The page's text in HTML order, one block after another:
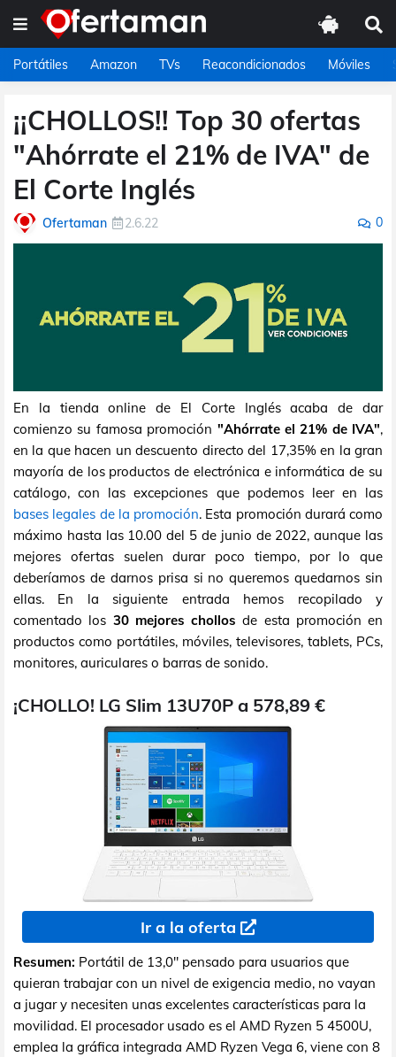
Portátiles Amazon TVs Reacondicionados Móviles
¡¡CHOLLOS!! Top 30 ofertas
"Ahórrate el 21% de IVA" de
El Corte Inglés
Ofertaman 2.6.22 0
En la tienda online de El Corte Inglés acaba de dar
comienzo su famosa promoción "Ahórrate el 21% de IVA",
en la que hacen un descuento directo del 17,35% en la gran
mayoría de los productos de electrónica e informática de su
catálogo, con las excepciones que podemos leer en las
bases legales de la promoción. Esta promoción durará como
máximo hasta las 10.00 del 5 de junio de 2022, aunque las
mejores ofertas suelen durar poco tiempo, por lo que
deberíamos de darnos prisa si no queremos quedarnos sin
ellas. En la siguiente entrada hemos recopilado y
comentado los 30 mejores chollos de esta promoción en
productos como portátiles, móviles, televisores, tablets, PCs,
monitores, auriculares o barras de sonido.
¡CHOLLO! LG Slim 13U70P a 578,89 €
Ir a la oferta
Resumen: Portátil de 13,0" pensado para usuarios que
quieran trabajar con un nivel de exigencia medio, no vayan
a jugar y necesiten unas excelentes características para la
movilidad. El procesador usado es el AMD Ryzen 5 4500U,
emplea la gráfica integrada AMD Ryzen Vega 6, viene con 8